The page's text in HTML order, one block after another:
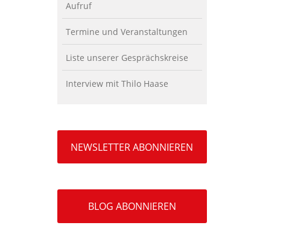
Aufruf
Termine und Veranstaltungen
Liste unserer Gesprächskreise
Interview mit Thilo Haase
NEWSLETTER ABONNIEREN
BLOG ABONNIEREN